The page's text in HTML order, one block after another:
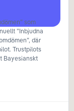
som
”Inbjudna
där
Trustpilots
Bayesianskt